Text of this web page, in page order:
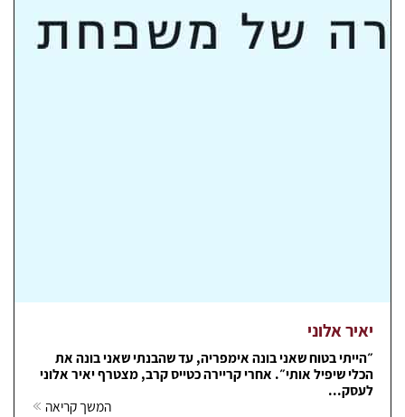
יאיר אלוני
״הייתי בטוח שאני בונה אימפריה, עד שהבנתי שאני בונה את
הכלי שיפיל אותי״. אחרי קריירה כטייס קרב, מצטרף יאיר אלוני
לעסק...
המשך קריאה